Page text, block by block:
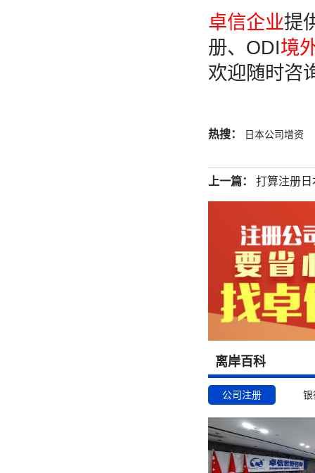
卓信企业提
册、ODI境
欢迎随时咨
热搜： 日本公司增资
上一篇： 打算注册
离岸百科
公司注册 银